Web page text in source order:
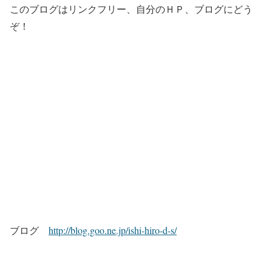
このブログはリンクフリー、自分のＨＰ、ブログにどう
ぞ！
ブログ http://blog.goo.ne.jp/ishi-hiro-d-s/